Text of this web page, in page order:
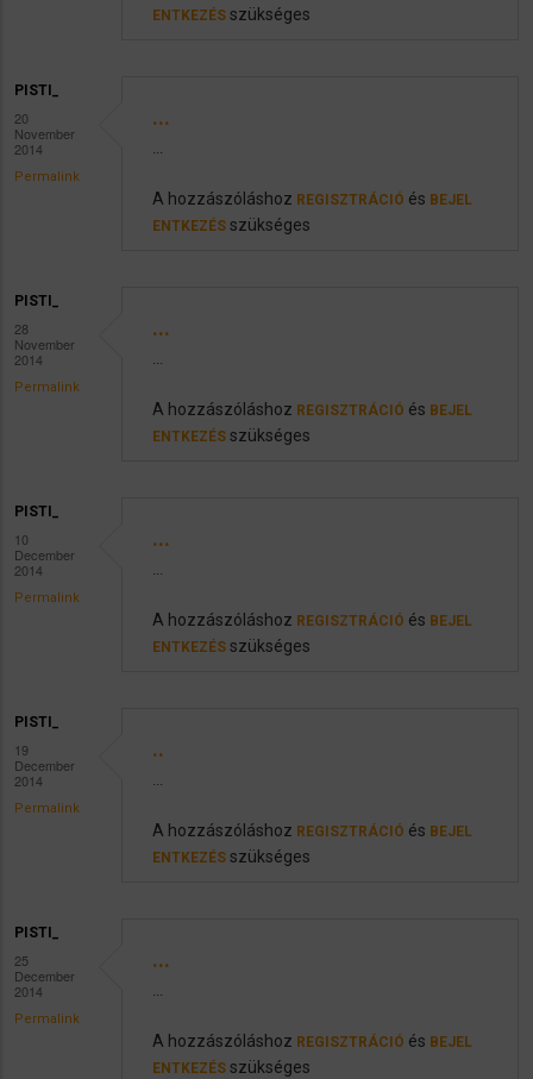
ENTKEZÉS szükséges
PISTI_
20
November
2014
Permalink
...
...
A hozzászóláshoz REGISZTRÁCIÓ és BEJEL
ENTKEZÉS szükséges
PISTI_
28
November
2014
Permalink
...
...
A hozzászóláshoz REGISZTRÁCIÓ és BEJEL
ENTKEZÉS szükséges
PISTI_
10
December
2014
Permalink
...
...
A hozzászóláshoz REGISZTRÁCIÓ és BEJEL
ENTKEZÉS szükséges
PISTI_
19
December
2014
Permalink
..
...
A hozzászóláshoz REGISZTRÁCIÓ és BEJEL
ENTKEZÉS szükséges
PISTI_
25
December
2014
Permalink
...
...
A hozzászóláshoz REGISZTRÁCIÓ és BEJEL
ENTKEZÉS szükséges